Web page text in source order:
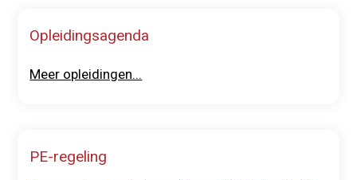
Opleidingsagenda
Meer opleidingen...
PE-regeling